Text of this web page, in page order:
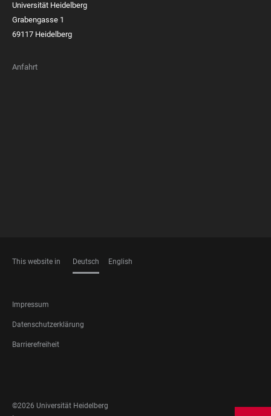
Universität Heidelberg
Grabengasse 1
69117 Heidelberg
Anfahrt
This website in Deutsch English
FOOTER
LEGAL
Impressum
Datenschutzerklärung
Barrierefreiheit
MEDIA
©2026 Universität Heidelberg